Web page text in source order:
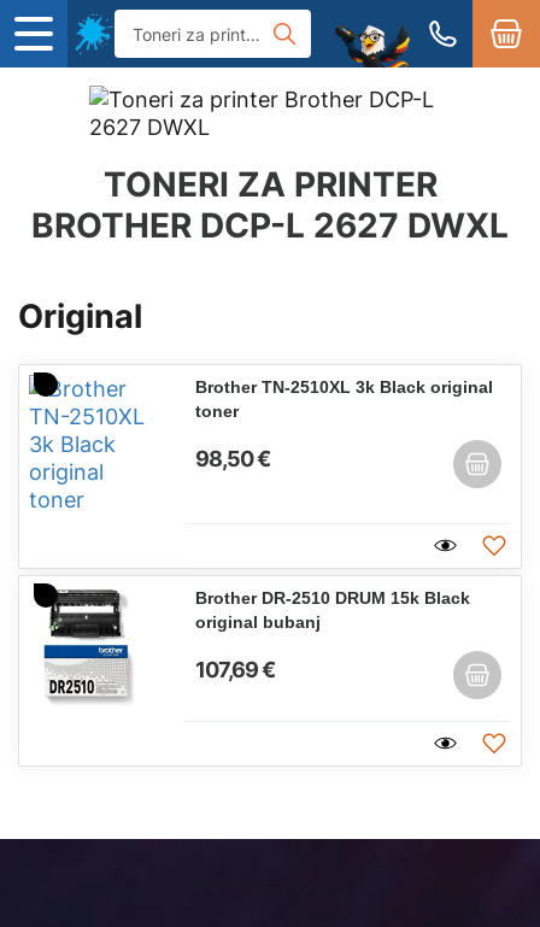
TONERI ZA PRINTER
BROTHER DCP-L 2627 DWXL
Original
Brother TN-2510XL 3k Black original
toner
98,50 €
Brother DR-2510 DRUM 15k Black
original bubanj
107,69 €